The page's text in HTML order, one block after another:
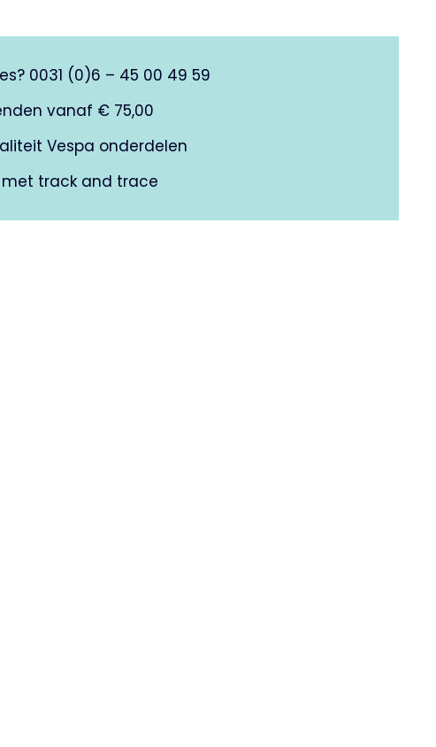
0031 (0)6 – 45 00 49 59
vanaf € 75,00
Vespa onderdelen
met track and trace